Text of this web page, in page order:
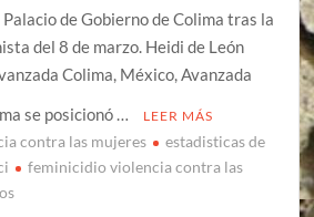
de Gobierno de Colima tras la
del 8 de marzo. Heidi de León
Colima, México, Avanzada
se posicionó …
LEER MÁS
contra las mujeres
estadisticas de
feminicidio violencia contra las